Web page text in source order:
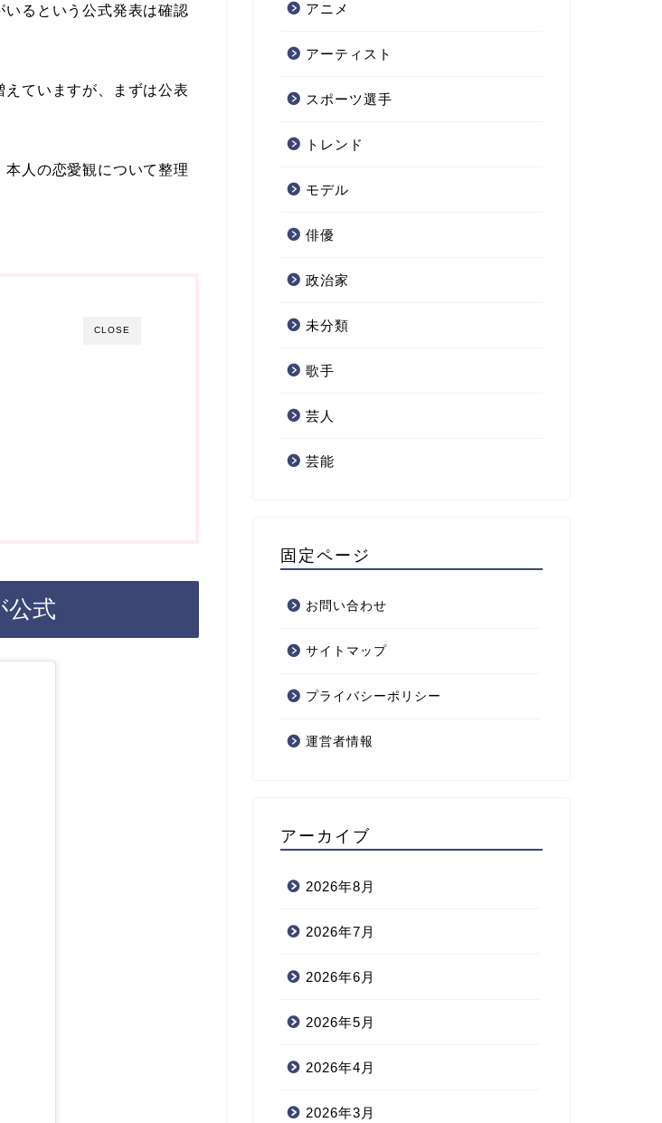
るという公式発表は確認
ていますが、まずは公表
人の恋愛観について整理
CLOSE
公式
アニメ
アーティスト
スポーツ選手
トレンド
モデル
俳優
政治家
未分類
歌手
芸人
芸能
固定ページ
お問い合わせ
サイトマップ
プライバシーポリシー
運営者情報
アーカイブ
2026年8月
2026年7月
2026年6月
2026年5月
2026年4月
2026年3月